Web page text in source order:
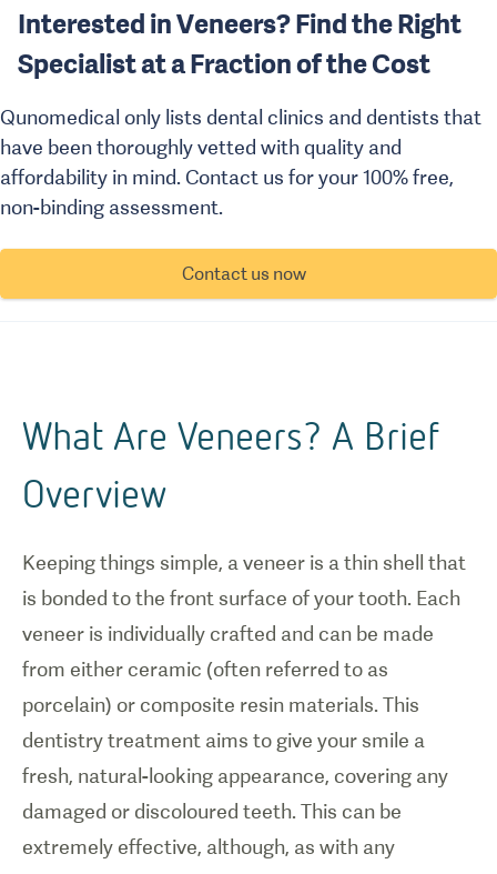
Interested in Veneers? Find the Right
Specialist at a Fraction of the Cost
Qunomedical only lists dental clinics and dentists that
have been thoroughly vetted with quality and
affordability in mind. Contact us for your 100% free,
non-binding assessment.
Contact us now
What Are Veneers? A Brief
Overview
Keeping things simple, a veneer is a thin shell that
is bonded to the front surface of your tooth. Each
veneer is individually crafted and can be made
from either ceramic (often referred to as
porcelain) or composite resin materials. This
dentistry treatment aims to give your smile a
fresh, natural-looking appearance, covering any
damaged or discoloured teeth. This can be
extremely effective, although, as with any